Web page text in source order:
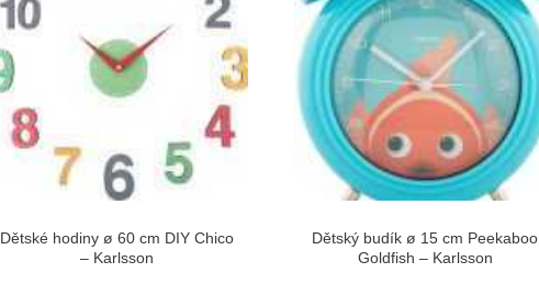
Dětské hodiny ø 60 cm DIY Chico
– Karlsson
Dětský budík ø 15 cm Peekaboo
Goldfish – Karlsson